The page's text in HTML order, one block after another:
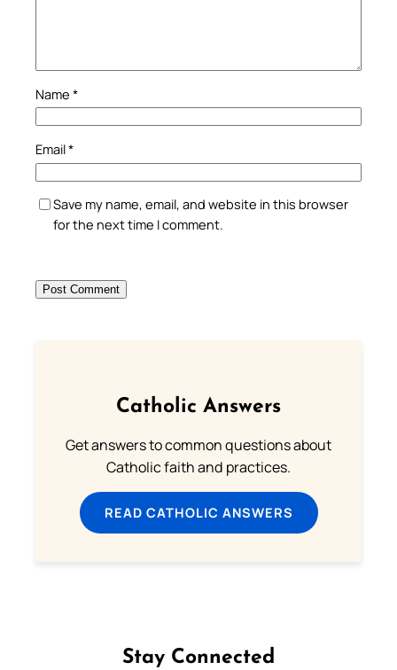
Name *
Email*
Save my name, email, and website in this browser
for the next time I comment.
Catholic Answers
Get answers to common questions about
Catholic faith and practices.
READ CATHOLIC ANSWERS
Stay Connected